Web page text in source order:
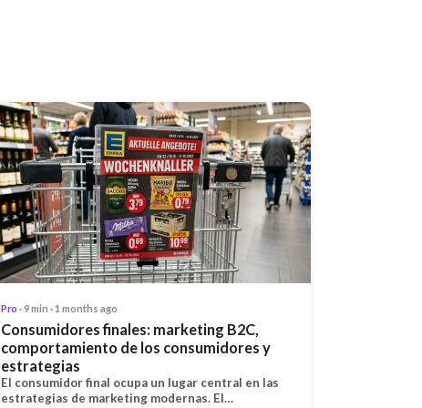
Pro · 9 min · 1 months ago
Consumidores finales: marketing B2C,
comportamiento de los consumidores y
estrategias
El consumidor final ocupa un lugar central en las
estrategias de marketing modernas. El…